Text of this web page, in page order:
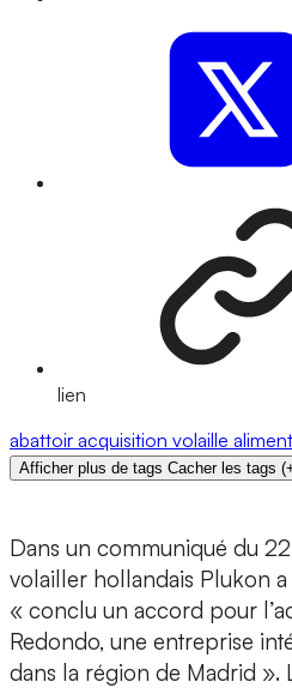
lien
abattoir acquisition volaille
Afficher plus de tags Cacher les tags (
Dans un communiqué du
volailler hollandais Plukon
« conclu un accord pour
Redondo, une entreprise
dans la région de Madrid ».